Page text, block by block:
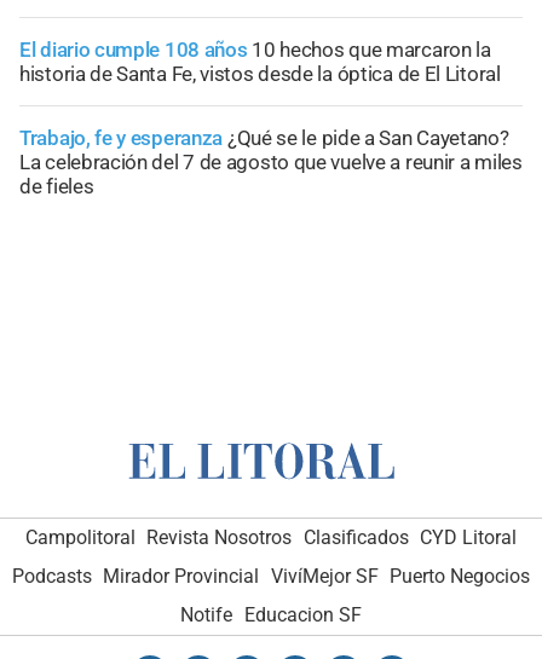
El diario cumple 108 años 10 hechos que marcaron la
historia de Santa Fe, vistos desde la óptica de El Litoral
Trabajo, fe y esperanza ¿Qué se le pide a San Cayetano?
La celebración del 7 de agosto que vuelve a reunir a miles
de fieles
Campolitoral Revista Nosotros Clasificados CYD Litoral
Podcasts Mirador Provincial VivíMejor SF Puerto Negocios
Notife Educacion SF